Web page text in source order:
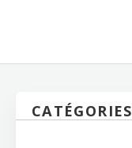
CATÉGORIES